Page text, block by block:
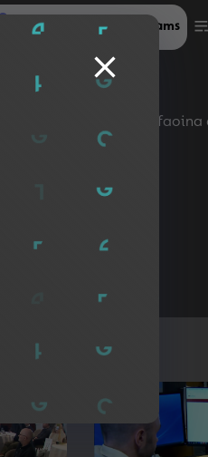
Roinn le Microsoft Teams